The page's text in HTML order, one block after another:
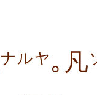
ナルヤ｡凡